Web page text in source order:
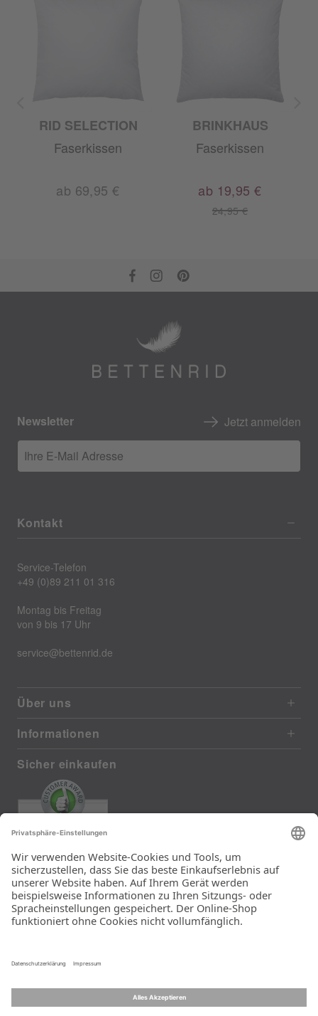
RID SELECTION
Faserkissen
ab 69,95 €
BRINKHAUS
Faserkissen
24,95 €
ab 19,95 €
Newsletter Jetzt anmelden
Ihre E-Mail Adresse
Kontakt
Service-Telefon
+49 (0)89 211 01 316
Montag bis Freitag
von 9 bis 17 Uhr
service@bettenrid.de
Über uns
Informationen
Sicher einkaufen
385 reviews from real customers
(last 12 months)
Total: 11283
Die Auswahl und die
Einfachheit der
Bestellung.